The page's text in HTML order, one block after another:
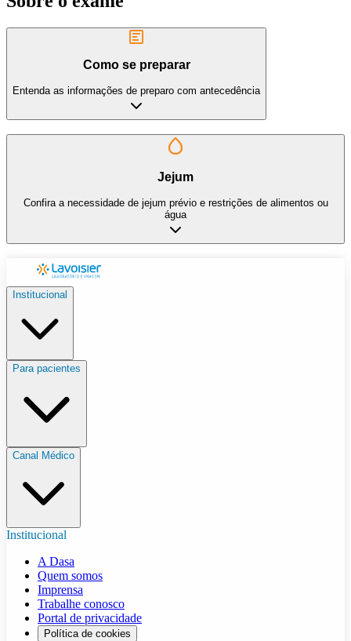
Como se preparar
Entenda as informações de preparo com antecedência
Jejum
Confira a necessidade de jejum prévio e restrições de alimentos ou
água
Institucional
Para pacientes
Canal Médico
Institucional
A Dasa
Quem somos
Imprensa
Trabalhe conosco
Portal de privacidade
Política de cookies